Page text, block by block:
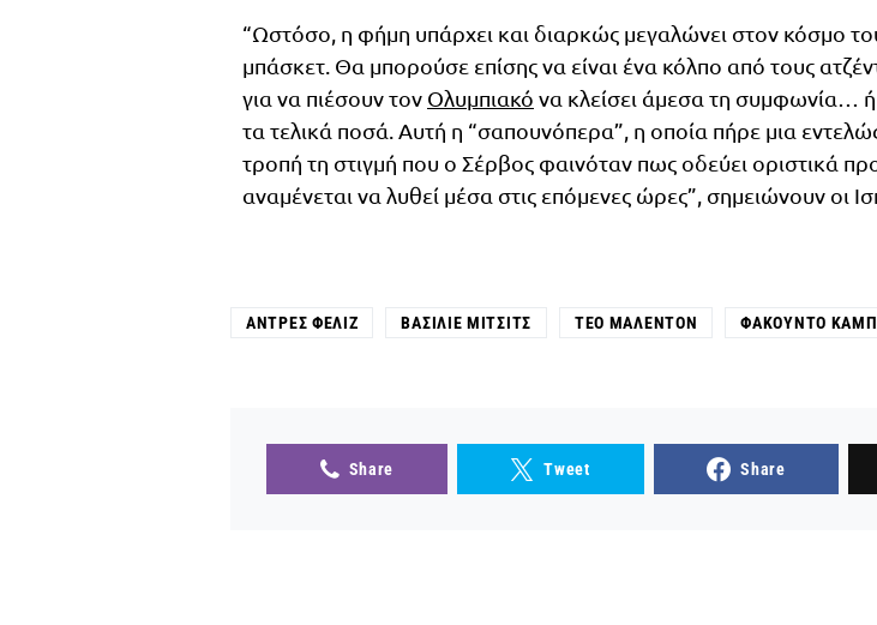
“Ωστόσο, η φήμη υπάρχει και διαρκώς μεγαλώνει στον κόσμο
μπάσκετ. Θα μπορούσε επίσης να είναι ένα κόλπο από τους
για να πιέσουν τον Ολυμπιακό να κλείσει άμεσα τη συμφωνία…
τα τελικά ποσά. Αυτή η “σαπουνόπερα”, η οποία πήρε μια
τροπή τη στιγμή που ο Σέρβος φαινόταν πως οδεύει οριστικά
αναμένεται να λυθεί μέσα στις επόμενες ώρες”, σημειώνουν οι
ΑΝΤΡΈΣ ΦΕΛΊΖ ΒΑΣΊΛΙΕ ΜΊΤΣΙΤΣ ΤΕΌ ΜΑΛΕΝΤΌΝ ΦΑΚΟΎΝΤΟ
Share Tweet Share